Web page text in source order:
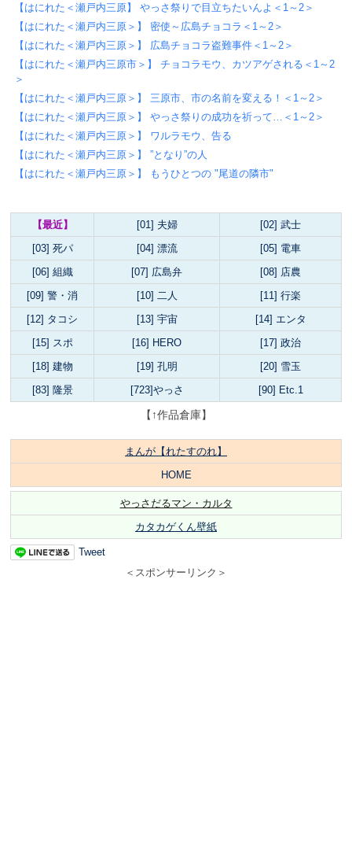
【はにれた＜瀬戸内三原】 やっさ祭りで目立ちたいんよ＜1～2＞
【はにれた＜瀬戸内三原＞】 密使～広島チョコラ＜1～2＞
【はにれた＜瀬戸内三原＞】 広島チョコラ盗難事件＜1～2＞
【はにれた＜瀬戸内三原市＞】 チョコラモウ、カツアゲされる＜1～2
＞
【はにれた＜瀬戸内三原＞】 三原市、市の名前を変える！＜1～2＞
【はにれた＜瀬戸内三原＞】 やっさ祭りの成功を祈って…＜1～2＞
【はにれた＜瀬戸内三原＞】 ワルラモウ、告る
【はにれた＜瀬戸内三原＞】 ”となり”の人
【はにれた＜瀬戸内三原＞】 もうひとつの "尾道の隣市"
【最近】 [01] 夫婦
[02] 武士
[03] 死パ
[04] 漂流
[05] 電車
[06] 組織
[07] 広島弁
[08] 店農
[09] 警・消
[10] 二人
[11] 行楽
[12] タコシ
[13] 宇宙
[14] エンタ
[15] スポ
[16] HERO
[17] 政治
[18] 建物
[19] 孔明
[20] 雪玉
[83] 隆景
[723]やっさ [90] Etc.1
【↑作品倉庫】
まんが【れたすのれ】
HOME
やっさだるマン・カルタ
カタカゲくん壁紙
Tweet
＜スポンサーリンク＞